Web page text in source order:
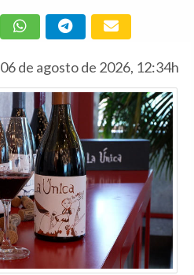
06 de agosto de 2026, 12:34h